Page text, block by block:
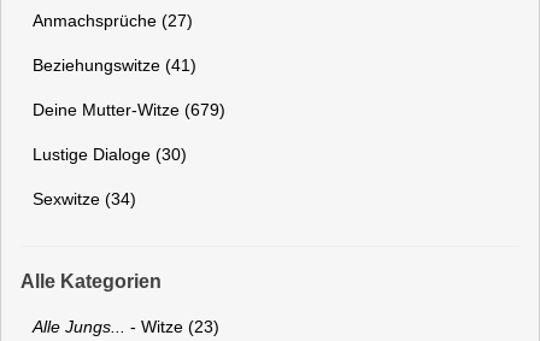
Anmachsprüche (27)
Beziehungswitze (41)
Deine Mutter-Witze (679)
Lustige Dialoge (30)
Sexwitze (34)
Alle Kategorien
Alle Jungs... - Witze (23)